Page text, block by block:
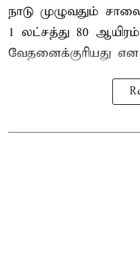
நாடு முழுவதும்
1 லட்சத்து 80
வேதனைக்குரியது என